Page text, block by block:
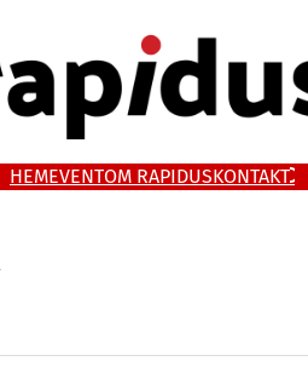
HEMEVENTOM RAPIDUSKONTAKT